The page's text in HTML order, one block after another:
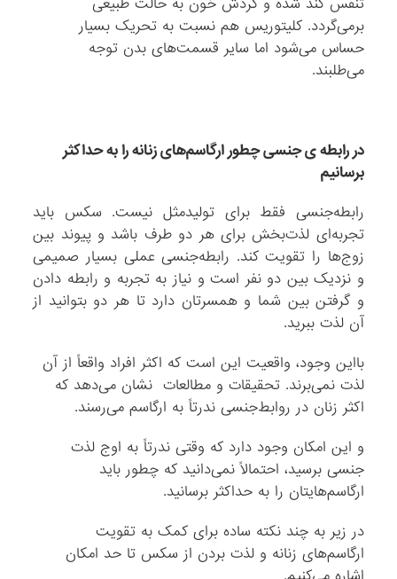
برمی‌گردد. کلیتوریس هم نسبت به تحریک بسیار
حساس می‌شود اما سایر قسمت‌های بدن توجه
می‌طلبند.
در رابطه ی جنسی چطور ارگاسم‌های زنانه را به حداکثر
برسانیم
رابطه‌جنسی فقط برای تولیدمثل نیست. سکس باید
تجربه‌ای لذت‌بخش برای هر دو طرف باشد و پیوند بین
زوج‌ها را تقویت کند. رابطه‌جنسی عملی بسیار صمیمی
و نزدیک بین دو نفر است و نیاز به تجربه و رابطه دادن
و گرفتن بین شما و همسرتان دارد تا هر دو بتوانید از
آن لذت ببرید.
بااین وجود، واقعیت این است که اکثر افراد واقعاً از آن
لذت نمی‌برند. تحقیقات و مطالعات نشان می‌دهد که
اکثر زنان در روابط‌جنسی ندرتاً به ارگاسم می‌رسند.
و این امکان وجود دارد که وقتی ندرتاً به اوج لذت
جنسی برسید، احتمالاً نمی‌دانید که چطور باید
ارگاسم‌هایتان را به حداکثر برسانید.
در زیر به چند نکته ساده برای کمک به تقویت
ارگاسم‌های زنانه و لذت بردن از سکس تا حد امکان